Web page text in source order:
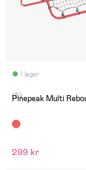
I lager
(5)
Pinepeak Multi
299 kr